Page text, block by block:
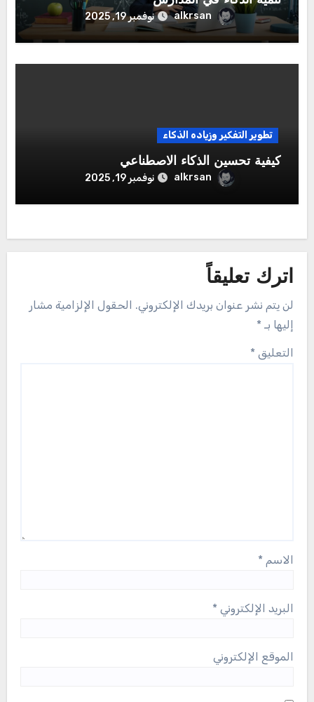
alkrsan نوفمبر 19, 2025
تطوير التفكير وزياده الذكاء
كيفية تحسين الذكاء الاصطناعي
alkrsan نوفمبر 19, 2025
اترك تعليقاً
لن يتم نشر عنوان بريدك الإلكتروني. الحقول الإلزامية مشار
إليها بـ *
التعليق *
الاسم *
البريد الإلكتروني *
الموقع الإلكتروني